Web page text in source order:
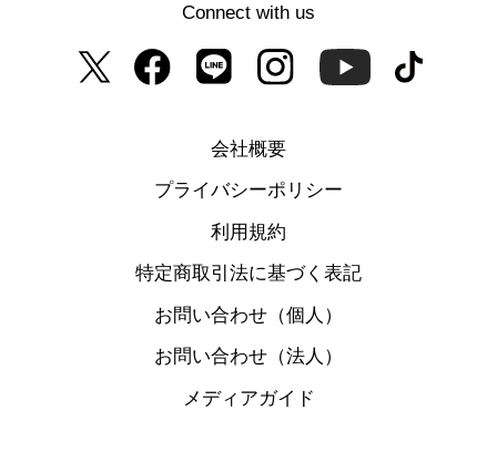
Connect with us
会社概要
プライバシーポリシー
利用規約
特定商取引法に基づく表記
お問い合わせ（個人）
お問い合わせ（法人）
メディアガイド